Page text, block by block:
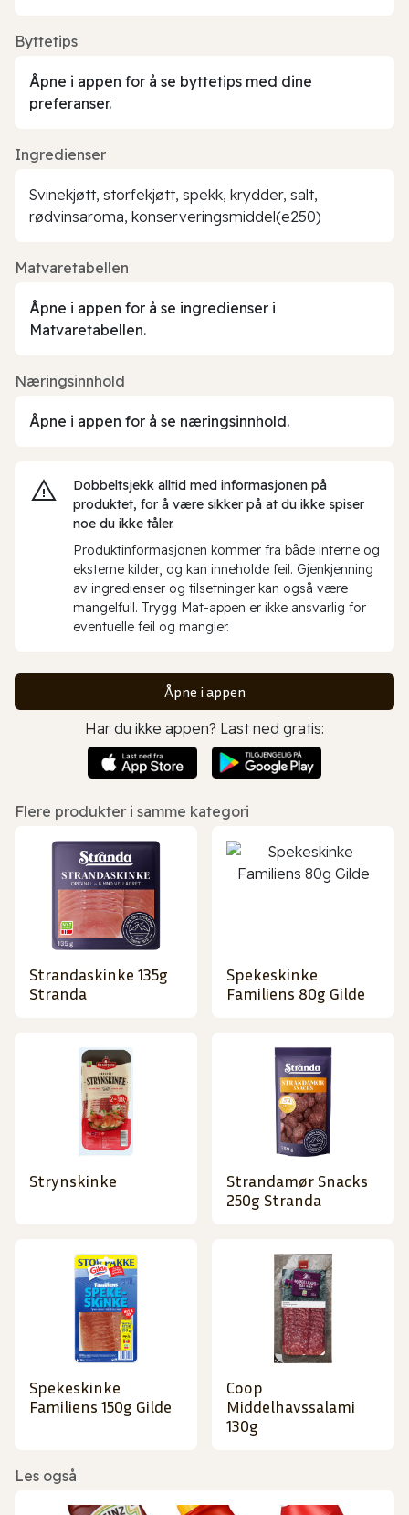
Byttetips
Åpne i appen for å se byttetips med dine
preferanser.
Ingredienser
Svinekjøtt, storfekjøtt, spekk, krydder, salt,
rødvinsaroma, konserveringsmiddel(e250)
Matvaretabellen
Åpne i appen for å se ingredienser i
Matvaretabellen.
Næringsinnhold
Åpne i appen for å se næringsinnhold.
Dobbeltsjekk alltid med informasjonen på
produktet, for å være sikker på at du ikke spiser
noe du ikke tåler.
Produktinformasjonen kommer fra både interne og
eksterne kilder, og kan inneholde feil. Gjenkjenning
av ingredienser og tilsetninger kan også være
mangelfull. Trygg Mat-appen er ikke ansvarlig for
eventuelle feil og mangler.
Åpne i appen
Har du ikke appen? Last ned gratis:
Flere produkter i samme kategori
Strandaskinke 135g
Stranda
Spekeskinke
Familiens 80g Gilde
Strynskinke
Strandamør Snacks
250g Stranda
Spekeskinke
Familiens 150g Gilde
Coop
Middelhavssalami
130g
Les også